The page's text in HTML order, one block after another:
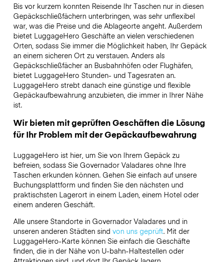
Bis vor kurzem konnten Reisende Ihr Taschen nur in diesen
Gepäckschließfächern unterbringen, was sehr unflexibel
war, was die Preise und die Ablageorte angeht. Außerdem
bietet LuggageHero Geschäfte an vielen verschiedenen
Orten, sodass Sie immer die Möglichkeit haben, Ihr Gepäck
an einem sicheren Ort zu verstauen. Anders als
Gepäckschließfächer an Busbahnhöfen oder Flughäfen,
bietet LuggageHero Stunden- und Tagesraten an.
LuggageHero strebt danach eine günstige und flexible
Gepäckaufbewahrung anzubieten, die immer in Ihrer Nähe
ist.
Wir bieten mit geprüften Geschäften die Lösung
für Ihr Problem mit der Gepäckaufbewahrung
LuggageHero ist hier, um Sie von Ihrem Gepäck zu
befreien, sodass Sie Governador Valadares ohne Ihre
Taschen erkunden können. Gehen Sie einfach auf unsere
Buchungsplattform und finden Sie den nächsten und
praktischsten Lagerort in einem Laden, einem Hotel oder
einem anderen Geschäft.
Alle unsere Standorte in Governador Valadares und in
unseren anderen Städten sind von uns geprüft. Mit der
LuggageHero-Karte können Sie einfach die Geschäfte
finden, die in der Nähe von U-bahn-Haltestellen oder